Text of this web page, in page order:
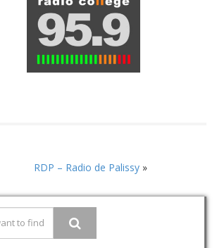
RDP – Radio de Palissy»